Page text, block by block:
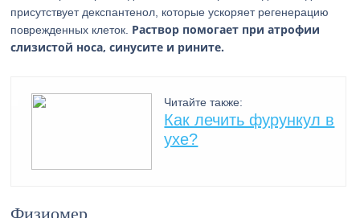
присутствует декспантенол, которые ускоряет регенерацию
поврежденных клеток. Раствор помогает при атрофии
слизистой носа, синусите и рините.
Читайте также:
Как лечить фурункул в
ухе?
Физиомер